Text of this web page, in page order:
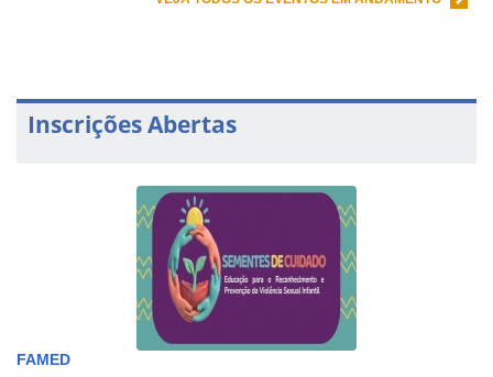
Inscrições Abertas
FAMED